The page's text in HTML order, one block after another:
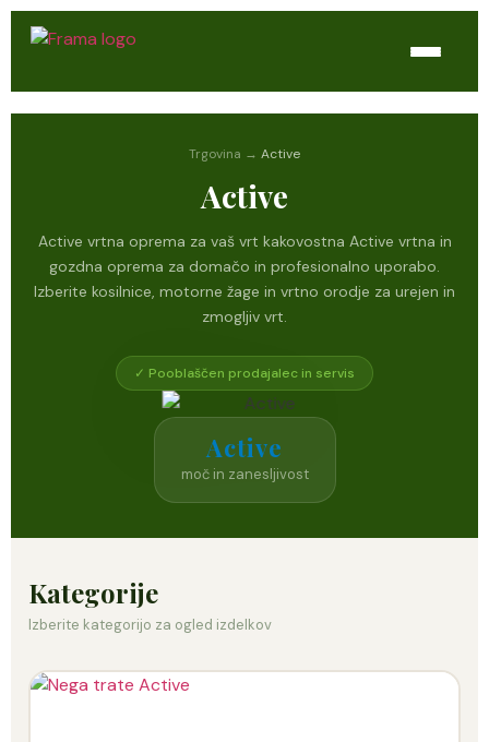
Kontakt
Trgovina → Active
Active
Active vrtna oprema za vaš vrt kakovostna Active vrtna in
gozdna oprema za domačo in profesionalno uporabo.
Izberite kosilnice, motorne žage in vrtno orodje za urejen in
zmogljiv vrt.
✓ Pooblaščen prodajalec in servis
Active
moč in zanesljivost
Kategorije
Izberite kategorijo za ogled izdelkov